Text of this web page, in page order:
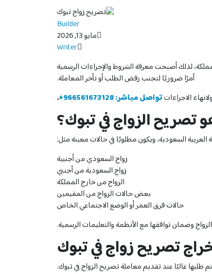
Builder
مايو 13, 2026
Writer
لذلك أصبحت معرفة الشروط والإجراءات الرسمية
أمرًا ضروريًا لتجنب رفض الطلب أو تأخر المعاملة.
الاجراءاتتواصل مباشر: 966561673128+ .
تصريح الزواج في تبوك؟
السعودية، ويكون مطلوبًا في حالات معينة مثل:
زواج السعودي من أجنبية
زواج السعودية من أجنبي
الزواج من خارج المملكة
بعض حالات الزواج من المقيمين
حالات فرق العمر أو الوضع الاجتماعي الخاص
وضمان توافقها مع الأنظمة والتعليمات الرسمية.
تصريح زواج في تبوك
غالبًا عند تقديم معاملة تصريح الزواج في تبوك.